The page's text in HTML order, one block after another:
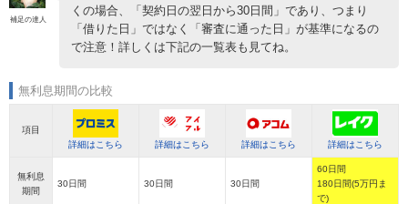
くの場合、「契約日の翌日から30日間」であり、つまり
「借りた日」ではなく「審査に通った日」が基準になるの
で注意！詳しくは下記の一覧表も見てね。
補足の達人
無利息期間の比較
項目
詳細はこちら
詳細はこちら 詳細はこちら 詳細はこちら
無利息
期間
30日間 30日間 30日間
60日間
180日間(5万円ま
で)